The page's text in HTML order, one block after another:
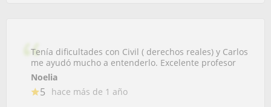
Tenía dificultades con Civil ( derechos reales) y Carlos
me ayudó mucho a entenderlo. Excelente profesor
Noelia
5 hace más de 1 año